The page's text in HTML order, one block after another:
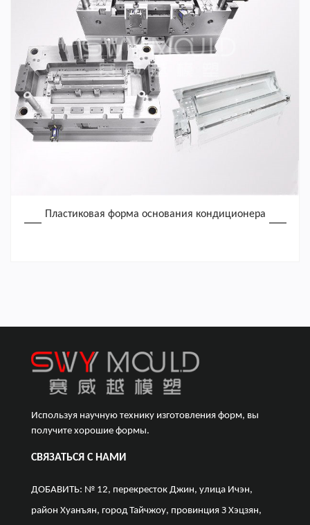
Пластиковая форма основания кондиционера
Используя научную технику изготовления форм, вы
получите хорошие формы.
СВЯЗАТЬСЯ С НАМИ
ДОБАВИТЬ: № 12, перекресток Джин, улица Ичэн,
район Хуанъян, город Тайчжоу, провинция З Хэцзян,